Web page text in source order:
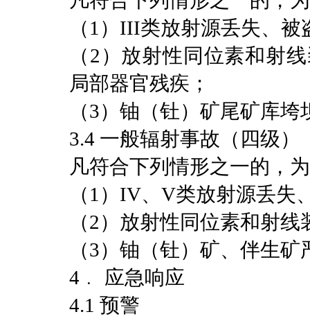
（1）III类放射源丢失、被
（2）放射性同位素和射
局部器官残疾；
（3）铀（钍）矿尾矿库垮
3.4 一般辐射事故（四级）
凡符合下列情形之一的，
（1）IV、V类放射源丢失
（2）放射性同位素和射
（3）铀（钍）矿、伴生
4﹒ 应急响应
4.1 预警